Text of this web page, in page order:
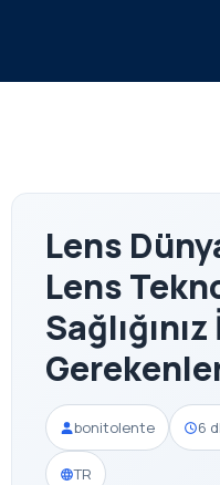
Lens
Lens
bonitolente 6
TR